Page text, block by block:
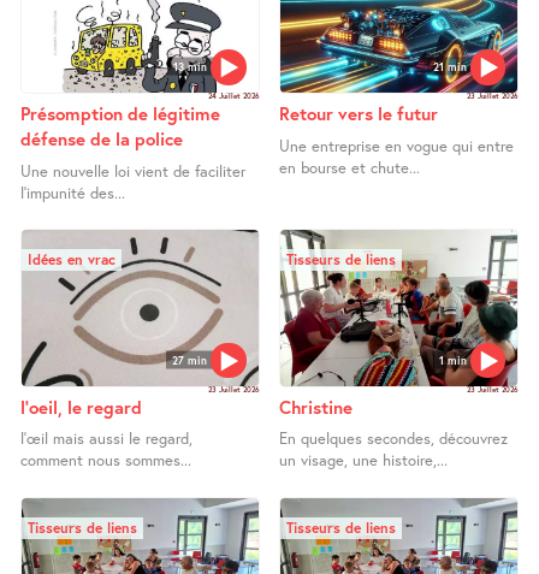
13 min
24 Juillet 2026
Présomption de légitime
défense de la police
Une nouvelle loi vient de faciliter
l’impunité des...
21 min
23 Juillet 2026
Retour vers le futur
Une entreprise en vogue qui entre
en bourse et chute...
27 min
Idées en vrac
23 Juillet 2026
l’oeil, le regard
l’œil mais aussi le regard,
comment nous sommes...
1 min
Tisseurs de liens
23 Juillet 2026
Christine
En quelques secondes, découvrez
un visage, une histoire,...
Tisseurs de liens Tisseurs de liens